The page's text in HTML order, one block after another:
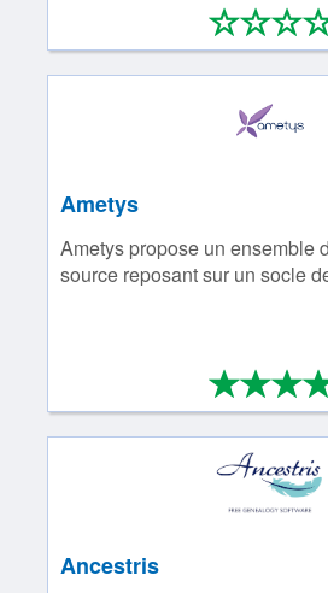
**
Ametys
Ametys propose un ensemble
source reposant sur un socle
**
Ancestris